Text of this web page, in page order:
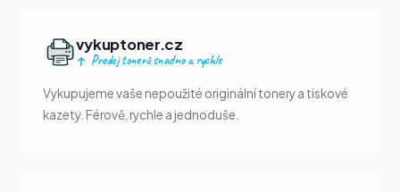
vykuptoner.cz
Prodej tonerů snadno a rychle
Vykupujeme vaše nepoužité originální tonery a tiskové
kazety. Férově, rychle a jednoduše.